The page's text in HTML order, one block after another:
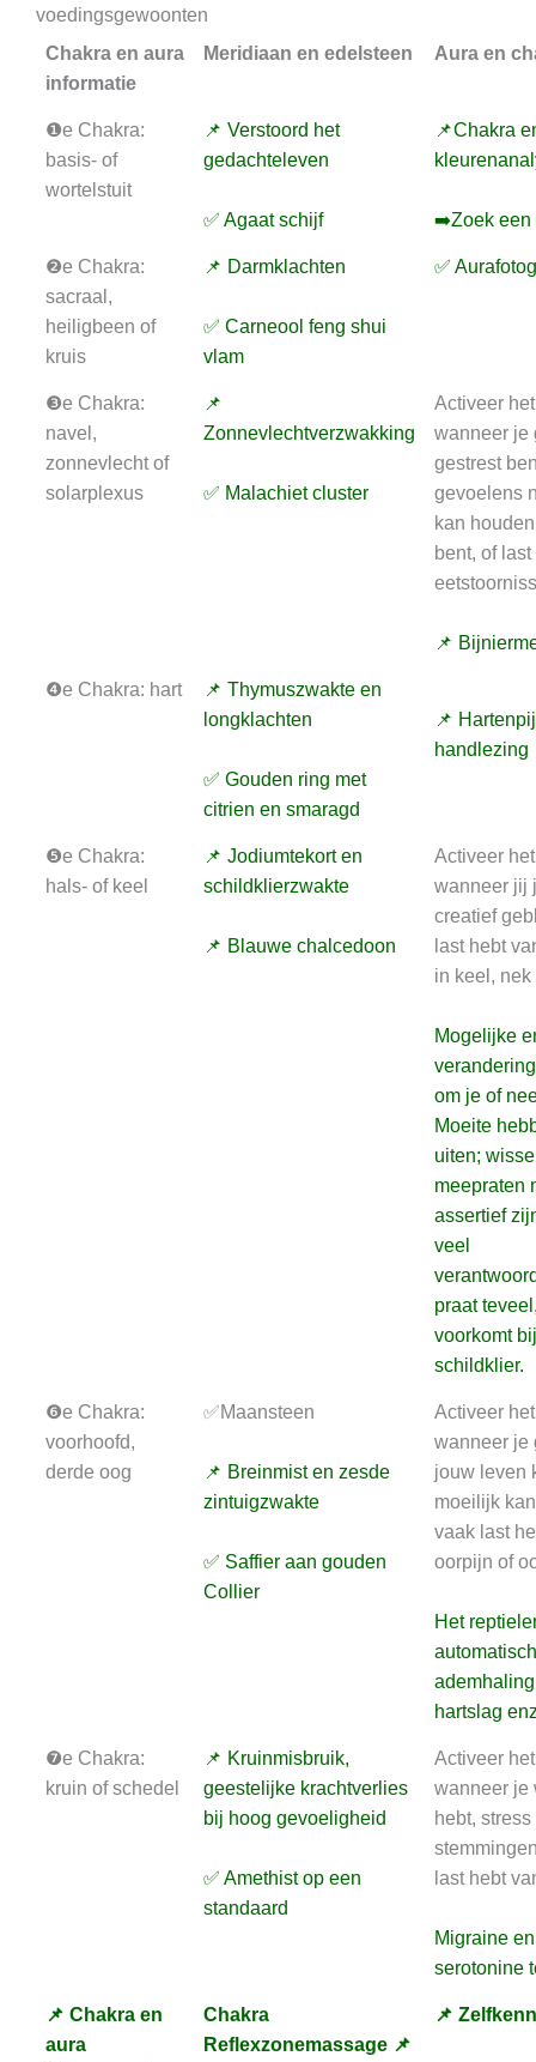
voedingsgewoonten
Chakra en aura
informatie
Meridiaan en edelsteen Aura en
❶e Chakra:
basis- of
wortelstuit
📌 Verstoord het
gedachteleven
✅ Agaat schijf
📌Chakra
➡️Zoek een
❷e Chakra:
sacraal,
heiligbeen of
kruis
📌 Darmklachten
✅ Carneool feng shui
vlam
✅
❸e Chakra:
navel,
zonnevlecht of
solarplexus
📌
Zonnevlechtverzwakking
✅ Malachiet cluster
Activeer
wanneer je
gestrest
gevoelens
kan
bent, of
📌
❹e Chakra: hart
📌 Thymuszwakte en
longklachten
✅ Gouden ring met
citrien en smaragd
📌
handlezing
❺e Chakra:
hals- of keel
📌 Jodiumtekort en
schildklierzwakte
📌 Blauwe chalcedoon
Activeer
wanneer jij
creatief
last hebt
in keel,
Mogelijke
om je of
Moeite
uiten;
meepraten
assertief
veel
praat
voorkomt
schildklier.
❻e Chakra:
voorhoofd,
derde oog
✅Maansteen
📌 Breinmist en zesde
zintuigzwakte
✅ Saffier aan gouden
Collier
Activeer
wanneer je
jouw leven
moeilijk
vaak last
oorpijn of
Het
hartslag
❼e Chakra:
kruin of schedel
📌 Kruinmisbruik,
geestelijke krachtverlies
bij hoog gevoeligheid
✅ Amethist op een
standaard
Activeer
wanneer je
hebt,
last hebt
Migraine
serotonine
📌 Chakra en
aura
Chakra
Reflexzonemassage 📌
📌